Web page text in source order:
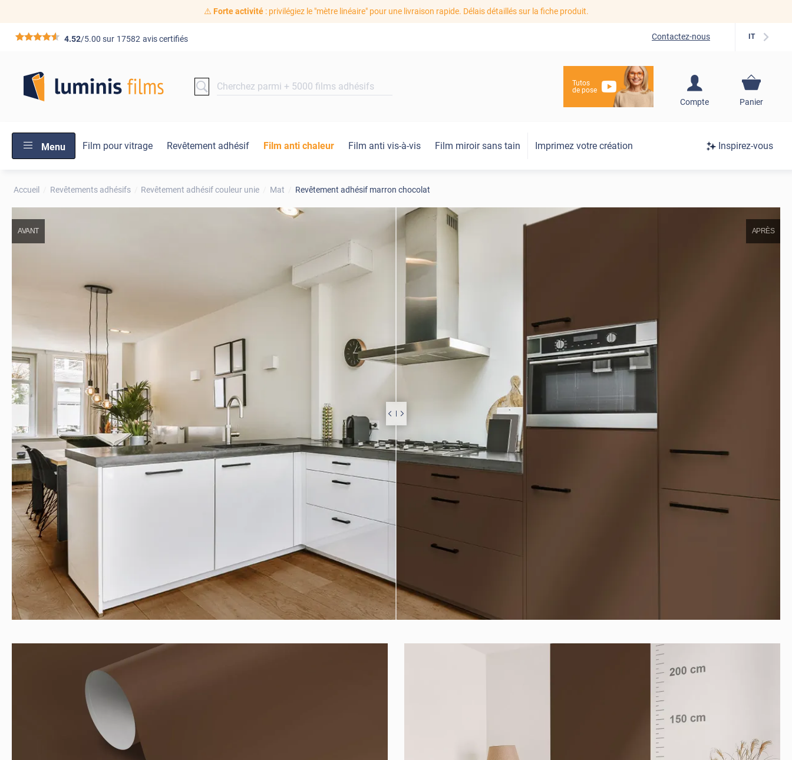
⚠️ Forte activité: privilégiez le "mètre linéaire" pour une livraison rapide. Délais détaillés sur la fiche produit.
*****4.52/5.00 sur 17582 avis certifiés Contactez-nous IT
Tutos
de pose
Compte
S'inscrire / Se
Panier
Menu Film pour vitrage Revêtement adhésif Film anti chaleur Film anti vis-à-vis Film miroir sans tain Imprimez votre création Inspirez-vous
Accueil Revêtements adhésifs Revêtement adhésif couleur unie Mat Revêtement adhésif marron chocolat
AVANT APRÈS